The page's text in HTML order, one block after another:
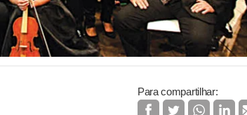
Para compartilhar: